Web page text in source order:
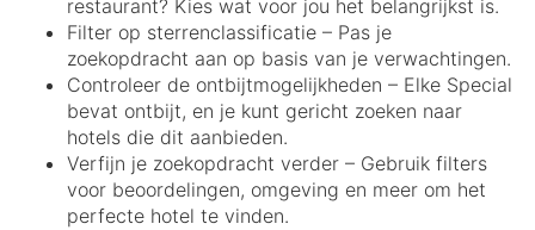
restaurant? Kies wat voor jou het belangrijkst is.
Filter op sterrenclassificatie – Pas je
zoekopdracht aan op basis van je verwachtingen.
Controleer de ontbijtmogelijkheden – Elke Special
bevat ontbijt, en je kunt gericht zoeken naar
hotels die dit aanbieden.
Verfijn je zoekopdracht verder – Gebruik filters
voor beoordelingen, omgeving en meer om het
perfecte hotel te vinden.